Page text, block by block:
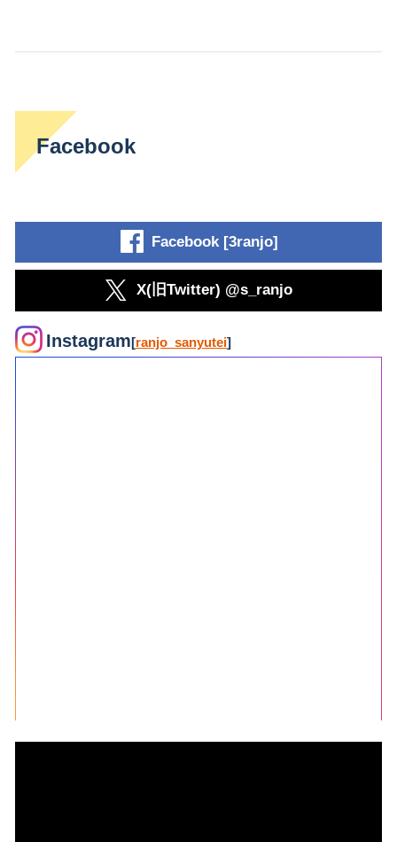
Facebook
Facebook [3ranjo]
X(旧Twitter) @s_ranjo
Instagram[ranjo_sanyutei]